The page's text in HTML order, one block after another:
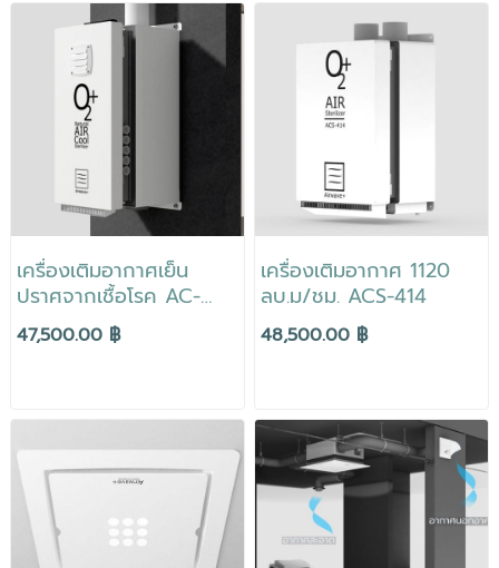
เครื่องเติมอากาศเย็น
ปราศจากเชื้อโรค AC-
14AirCOOL
47,500.00 ฿
เครื่องเติมอากาศ 1120
ลบ.ม/ชม. ACS-414
48,500.00 ฿